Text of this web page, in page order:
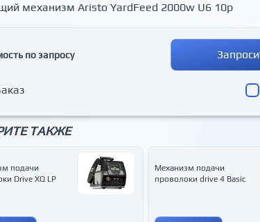
механизм Aristo YardFeed 2000w U6 10p
по запросу
ТАКЖЕ
подачи
Drive XQ LP
Механизм подачи
проволоки drive 4 Basic